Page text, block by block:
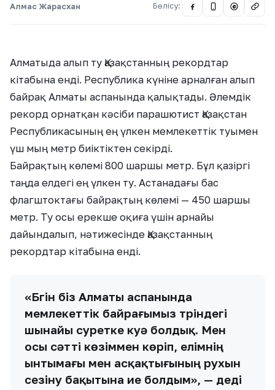
Алмас Жарасхан Бөлісу: @
Алматыда алып ту Қазақстанның рекордтар
кітабына енді. Республика күніне арналған алып
байрақ Алматы аспанында қалықтады. Әлемдік
рекорд орнатқан кәсіби парашютист Қазақстан
Республикасының ең үлкен мемлекеттік туымен
үш мың метр биіктіктен секірді.
Байрақтың көлемі 800 шаршы метр. Бұл қазіргі
таңда елдегі ең үлкен ту. Астанадағы бас
флагштоктағы байрақтың көлемі — 450 шаршы
метр. Ту осы ерекше оқиға үшін арнайы
дайындалып, нәтижесінде Қазақстанның
рекордтар кітабына енді.
«Бүгін біз Алматы аспанында
мемлекеттік байрағымыз түріндегі
шынайы суретке куә болдық. Мен
осы сәтті көзіммен көріп, елімнің
ынтымағы мен асқақтығының рухын
сезіну бақытына ие болдым», — деді